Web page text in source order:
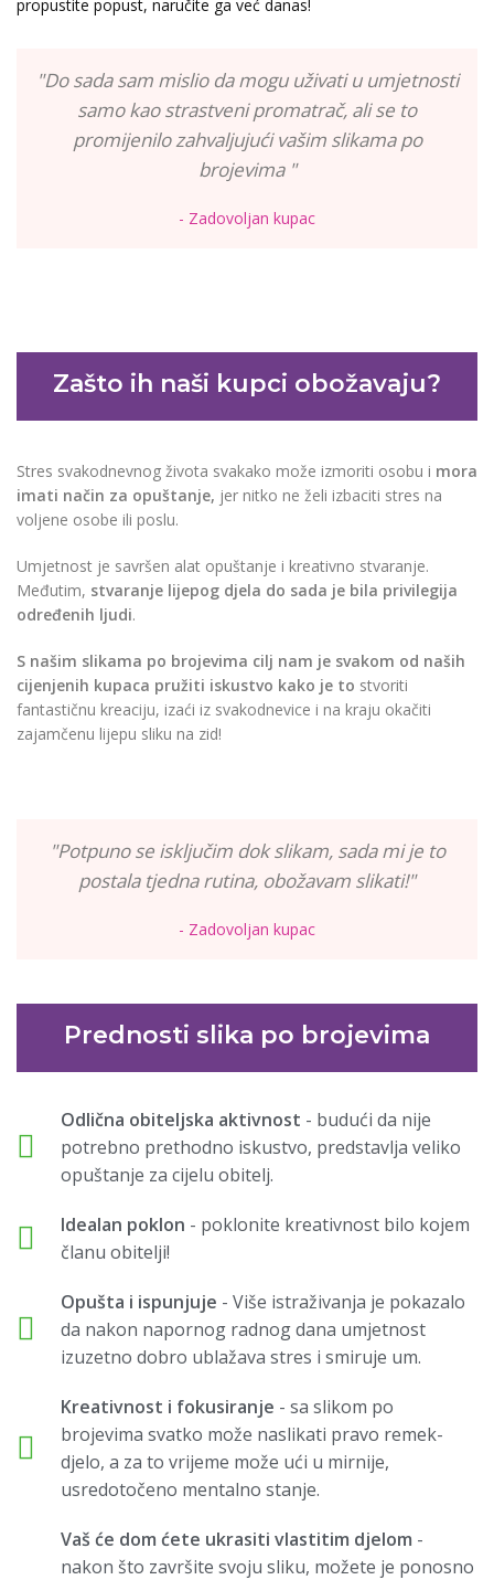
propustite popust, naručite ga već danas!
"Do sada sam mislio da mogu uživati u umjetnosti
samo kao strastveni promatrač, ali se to
promijenilo zahvaljujući vašim slikama po
brojevima "
- Zadovoljan kupac
Zašto ih naši kupci obožavaju?
Stres svakodnevnog života svakako može izmoriti osobu i mora
imati način za opuštanje, jer nitko ne želi izbaciti stres na
voljene osobe ili poslu.
Umjetnost je savršen alat opuštanje i kreativno stvaranje.
Međutim, stvaranje lijepog djela do sada je bila privilegija
određenih ljudi.
S našim slikama po brojevima cilj nam je svakom od naših
cijenjenih kupaca pružiti iskustvo kako je to stvoriti
fantastičnu kreaciju, izaći iz svakodnevice i na kraju okačiti
zajamčenu lijepu sliku na zid!
"Potpuno se isključim dok slikam, sada mi je to
postala tjedna rutina, obožavam slikati!"
- Zadovoljan kupac
Prednosti slika po brojevima
Odlična obiteljska aktivnost - budući da nije
potrebno prethodno iskustvo, predstavlja veliko
opuštanje za cijelu obitelj.
Idealan poklon - poklonite kreativnost bilo kojem
članu obitelji!
Opušta i ispunjuje - Više istraživanja je pokazalo
da nakon napornog radnog dana umjetnost
izuzetno dobro ublažava stres i smiruje um.
Kreativnost i fokusiranje - sa slikom po
brojevima svatko može naslikati pravo remek-
djelo, a za to vrijeme može ući u mirnije,
usredotočeno mentalno stanje.
Vaš će dom ćete ukrasiti vlastitim djelom -
nakon što završite svoju sliku, možete je ponosno